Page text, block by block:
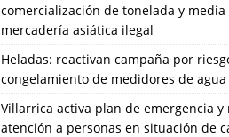
comercialización de tonelada y media
mercadería asiática ilegal
Heladas: reactivan campaña por
congelamiento de medidores de agua
Villarrica activa plan de emergencia y
atención a personas en situación de